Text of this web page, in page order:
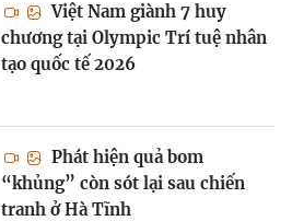
Việt Nam giành 7 huy
chương tại Olympic Trí tuệ nhân
tạo quốc tế 2026
Phát hiện quả bom
“khủng” còn sót lại sau chiến
tranh ở Hà Tĩnh